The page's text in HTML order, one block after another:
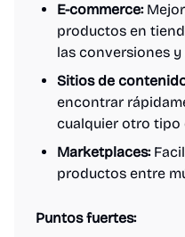
E-commerce:
productos en
las conversiones
Sitios de
encontrar
cualquier otro tipo
Marketplaces:
productos entre
Puntos fuertes: